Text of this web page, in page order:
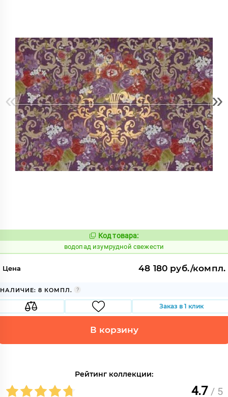
« »
Код:
191833
Код товара:
водопад изумрудной свежести
Цена 48 180 руб./компл.
НАЛИЧИЕ: 8 КОМПЛ.
Заказ в 1 клик
В корзину
Рейтинг коллекции:
4.7 / 5